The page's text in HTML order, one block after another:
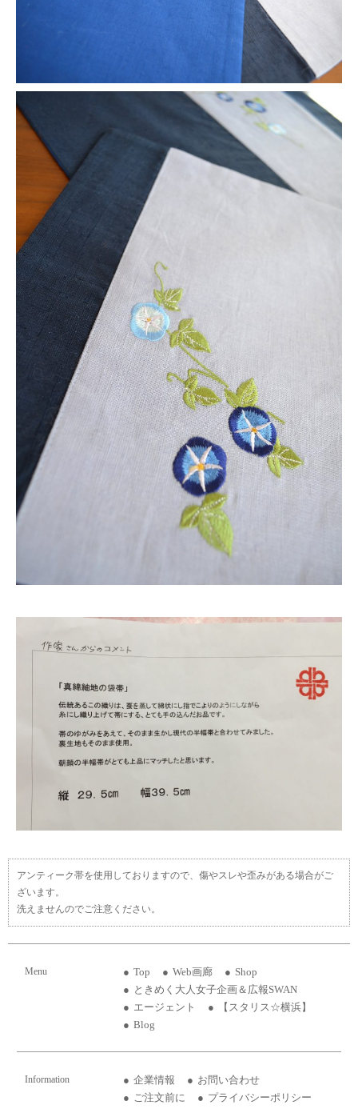
アンティーク帯を使用しておりますので、傷やスレや歪みがある場合がご
ざいます。
洗えませんのでご注意ください。
Menu Top Web画廊
Shop
ときめく大人女子企画＆広報SWAN
エージェント
【スタリス☆横浜】
Blog
Information 企業情報
お問い合わせ
ご注文前に
プライバシーポリシー